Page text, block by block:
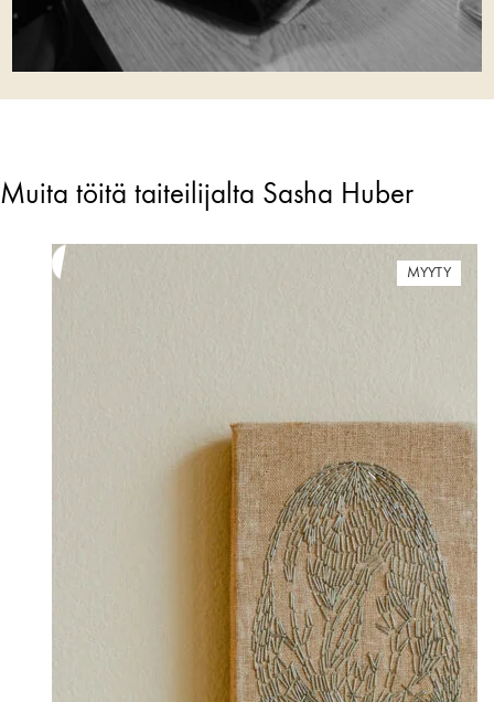
Muita töitä taiteilijalta Sasha Huber
MYYTY